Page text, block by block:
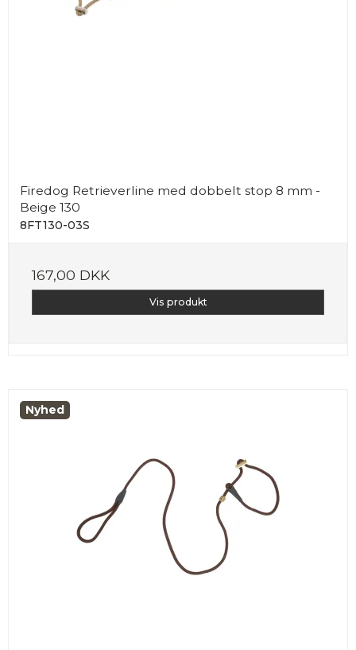
Firedog Retrieverline med dobbelt stop 8 mm -
Beige 130
8FT130-03S
167,00 DKK
Vis produkt
Nyhed